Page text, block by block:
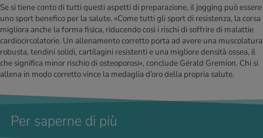
Se si tiene conto di tutti questi aspetti di preparazione, il jogging può essere
uno sport benefico per la salute. «Come tutti gli sport di resistenza, la corsa
migliora anche la forma fisica, riducendo così i rischi di soffrire di malattie
cardiocircolatorie. Un allenamento corretto porta ad avere una muscolatura
robusta, tendini solidi, cartilagini resistenti e una migliore densità ossea, il
che significa minor rischio di osteoporosi», conclude Gérald Gremion. Chi si
allena in modo corretto vince la medaglia d’oro della propria salute.
Per saperne di più